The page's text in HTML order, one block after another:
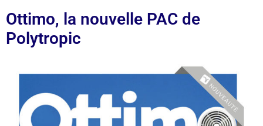
Ottimo, la nouvelle PAC de
Polytropic